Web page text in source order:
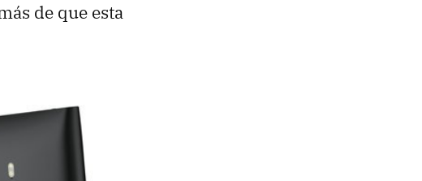
de que esta